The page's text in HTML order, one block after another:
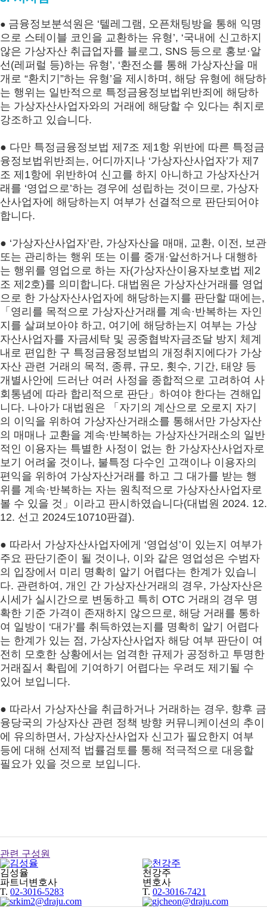
● 금융정보분석원은 ‘텔레그램, 오픈채팅방을 통해 익명
으로 스테이블 코인을 교환하는 유형’, ‘국내에 신고하지
않은 가상자산 취급업자를 블로그, SNS 등으로 홍보·알
선(레퍼럴 등)하는 유형’, ‘환전소를 통해 가상자산을 매
개로 “환치기”하는 유형’을 제시하며, 해당 유형에 해당하
는 행위는 일반적으로 특정금융정보법위반죄에 해당하
는 가상자산사업자와의 거래에 해당할 수 있다는 취지로
강조하고 있습니다.
● 다만 특정금융정보법 제7조 제1항 위반에 따른 특정금
융정보법위반죄는, 어디까지나 ‘가상자산사업자’가 제7
조 제1항에 위반하여 신고를 하지 아니하고 가상자산거
래를 ‘영업으로’하는 경우에 성립하는 것이므로, 가상자
산사업자에 해당하는지 여부가 선결적으로 판단되어야
합니다.
● ‘가상자산사업자’란, 가상자산을 매매, 교환, 이전, 보관
또는 관리하는 행위 또는 이를 중개·알선하거나 대행하
는 행위를 영업으로 하는 자(가상자산이용자보호법 제2
조 제2호)를 의미합니다. 대법원은 가상자산거래를 영업
으로 한 가상자산사업자에 해당하는지를 판단할 때에는,
「영리를 목적으로 가상자산거래를 계속·반복하는 자인
지를 살펴보아야 하고, 여기에 해당하는지 여부는 가상
자산사업자를 자금세탁 및 공중협박자금조달 방지 체계
내로 편입한 구 특정금융정보법의 개정취지에다가 가상
자산 관련 거래의 목적, 종류, 규모, 횟수, 기간, 태양 등
개별사안에 드러난 여러 사정을 종합적으로 고려하여 사
회통념에 따라 합리적으로 판단」하여야 한다는 견해입
니다. 나아가 대법원은 「자기의 계산으로 오로지 자기
의 이익을 위하여 가상자산거래소를 통해서만 가상자산
의 매매나 교환을 계속·반복하는 가상자산거래소의 일반
적인 이용자는 특별한 사정이 없는 한 가상자산사업자로
보기 어려울 것이나, 불특정 다수인 고객이나 이용자의
편익을 위하여 가상자산거래를 하고 그 대가를 받는 행
위를 계속·반복하는 자는 원칙적으로 가상자산사업자로
볼 수 있을 것」이라고 판시하였습니다(대법원 2024. 12.
12. 선고 2024도10710판결).
● 따라서 가상자산사업자에게 ‘영업성’이 있는지 여부가
주요 판단기준이 될 것이나, 이와 같은 영업성은 수범자
의 입장에서 미리 명확히 알기 어렵다는 한계가 있습니
다. 관련하여, 개인 간 가상자산거래의 경우, 가상자산은
시세가 실시간으로 변동하고 특히 OTC 거래의 경우 명
확한 기준 가격이 존재하지 않으므로, 해당 거래를 통하
여 일방이 ‘대가’를 취득하였는지를 명확히 알기 어렵다
는 한계가 있는 점, 가상자산사업자 해당 여부 판단이 여
전히 모호한 상황에서는 엄격한 규제가 공정하고 투명한
거래질서 확립에 기여하기 어렵다는 우려도 제기될 수
있어 보입니다.
● 따라서 가상자산을 취급하거나 거래하는 경우, 향후 금
융당국의 가상자산 관련 정책 방향 커뮤니케이션의 추이
에 유의하면서, 가상자산사업자 신고가 필요한지 여부
등에 대해 선제적 법률검토를 통해 적극적으로 대응할
필요가 있을 것으로 보입니다.
관련 구성원
김성율
파트너변호사
T. 02-3016-5283
천강주
변호사
T. 02-3016-7421